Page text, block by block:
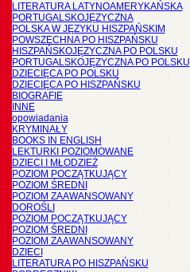
LITERATURA LATYNOAMERYKAŃSKA
PORTUGALSKOJĘZYCZNA
POLSKA W JĘZYKU HISZPAŃSKIM
POWSZECHNA PO HISZPAŃSKU
HISZPAŃSKOJĘZYCZNA PO POLSKU
PORTUGALSKOJĘZYCZNA PO POLSKU
DZIECIĘCA PO POLSKU
DZIECIĘCA PO HISZPAŃSKU
BIOGRAFIE
INNE
opowiadania
KRYMINAŁY
BOOKS IN ENGLISH
LEKTURKI POZIOMOWANE
DZIECI I MŁODZIEŻ
POZIOM POCZĄTKUJĄCY
POZIOM ŚREDNI
POZIOM ZAAWANSOWANY
DOROŚLI
POZIOM POCZĄTKUJĄCY
POZIOM ŚREDNI
POZIOM ZAAWANSOWANY
DZIECI
LITERATURA PO HISZPAŃSKU